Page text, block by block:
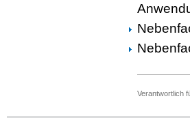
Verantwortlich